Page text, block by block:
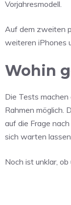
Vorjahresmodell.
Auf dem zweiten
weiteren iPhones
Wohin
Die Tests
Rahmen möglich.
auf die Frage
sich warten
Noch ist unklar,